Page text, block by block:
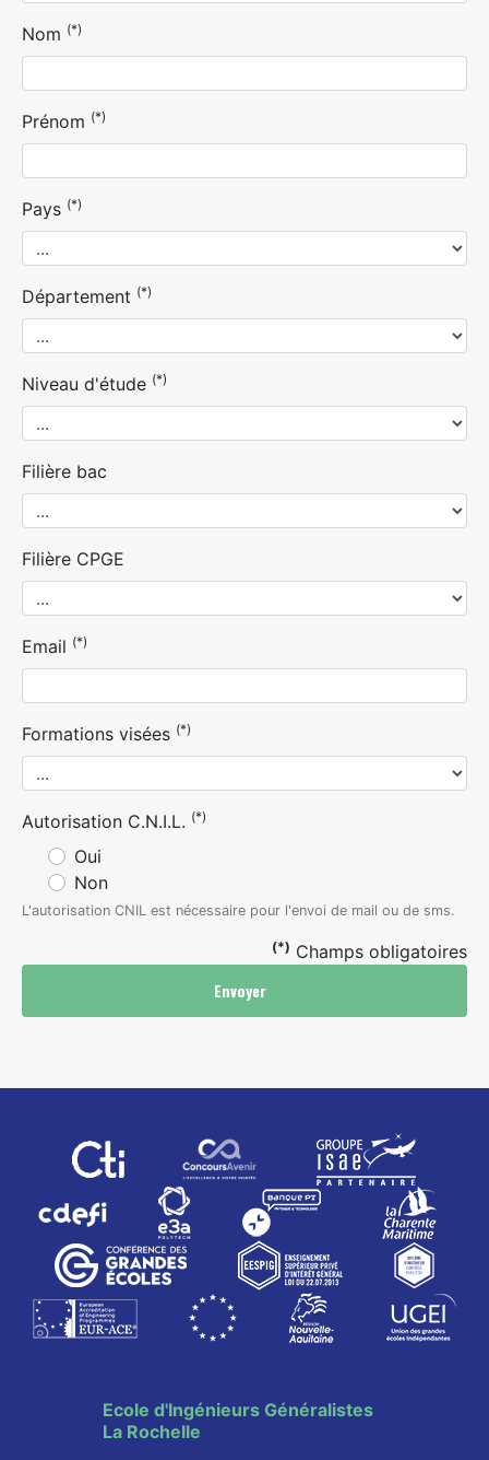
Nom (*)
Prénom (*)
Pays (*)
Département (*)
Niveau d'étude (*)
Filière bac
Filière CPGE
Email (*)
Formations visées (*)
Autorisation C.N.I.L. (*)
Oui
Non
L'autorisation CNIL est nécessaire pour l'envoi de mail ou de sms.
(*) Champs obligatoires
Envoyer
Ecole d'Ingénieurs Généralistes
La Rochelle